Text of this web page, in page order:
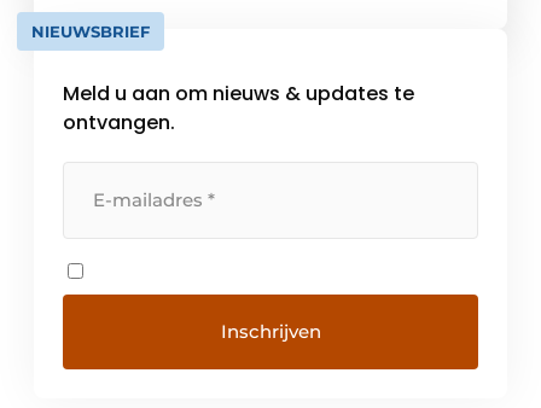
industriële-,binnenklimaat, meteorologische
en installatie technische processen,
NIEUWSBRIEF
Meld u aan om nieuws & updates te
ontvangen.